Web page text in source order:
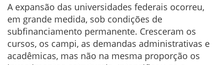
A expansão das universidades federais ocorreu,
em grande medida, sob condições de
subfinanciamento permanente. Cresceram os
cursos, os campi, as demandas administrativas e
acadêmicas, mas não na mesma proporção os